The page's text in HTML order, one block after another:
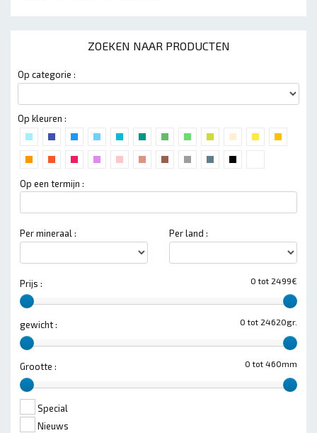
ZOEKEN NAAR PRODUCTEN
Op categorie :
Op kleuren :
Op een termijn :
Per mineraal : Per land :
0 tot 2499€
Prijs :
0 tot 24620gr.
gewicht :
0 tot 460mm
Grootte :
Special
Nieuws